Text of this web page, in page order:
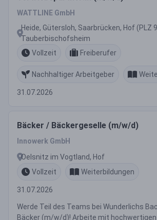
WATTLINE GmbH
Heide, Gütersloh, Saarbrücken, Hof (PLZ
Tauberbischofsheim
Vollzeit
Freiberufer
Nachhaltiger Arbeitgeber
31.07.2026
Bäcker / Bäckergeselle (m/w/d)
Innowerk GmbH
Oelsnitz im Vogtland, Hof
Vollzeit
Weiterbildungen
31.07.2026
Werde Teil des Teams bei Wunderlichs
Bäcker (m/w/d)! Arbeite mit